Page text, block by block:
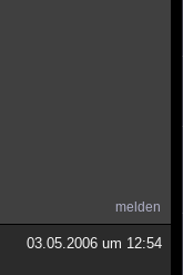
melden
03.05.2006 um 12:54